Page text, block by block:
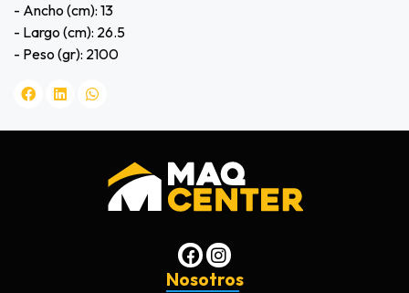
- Ancho (cm): 13
- Largo (cm): 26.5
- Peso (gr): 2100
Nosotros